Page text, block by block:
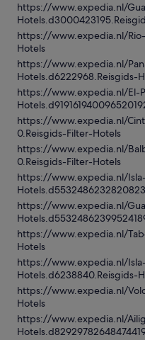
https://www.expedia.nl/
https://www.expedia.nl/
Hotels
https://www.expedia.nl/
Hotels.d6222968.Reisgids-
https://www.expedia.nl/El-
https://www.expedia.nl/
0.Reisgids-Filter-Hotels
https://www.expedia.nl/
0.Reisgids-Filter-Hotels
https://www.expedia.nl/
https://www.expedia.nl/
https://www.expedia.nl/
Hotels
https://www.expedia.nl/
Hotels.d6238840.Reisgids-
https://www.expedia.nl/
Hotels
https://www.expedia.nl/